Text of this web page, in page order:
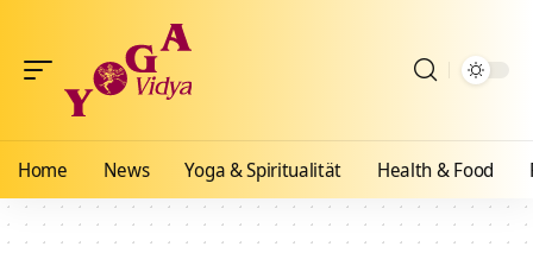
Home News Yoga & Spiritualität Health & Food